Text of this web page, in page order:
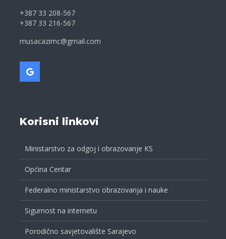
+387 33 208-567
+387 33 216-567
musacazimc@gmail.com
Korisni linkovi
Ministarstvo za odgoj i obrazovanje KS
Općina Centar
Federalno ministarstvo obrazovanja i nauke
Sigurnost na internetu
Porodično savjetovalište Sarajevo